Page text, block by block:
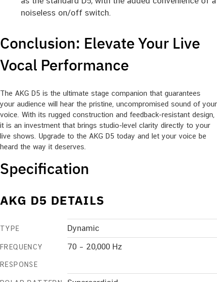
noiseless on/off switch.
Conclusion: Elevate Your Live
Vocal Performance
The AKG D5 is the ultimate stage companion that guarantees
your audience will hear the pristine, uncompromised sound of your
voice. With its rugged construction and feedback-resistant design,
it is an investment that brings studio-level clarity directly to your
live shows. Upgrade to the AKG D5 today and let your voice be
heard the way it deserves.
Specification
AKG D5 DETAILS
TYPE Dynamic
FREQUENCY
RESPONSE
70 – 20,000 Hz